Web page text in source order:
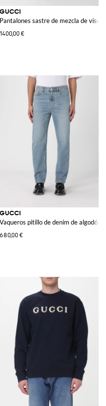
GUCCI
Pantalones sastre de mezcla de
1400,00 €
con bolsillos franceses
GUCCI
Vaqueros pitillo de denim de algodón
680,00 €